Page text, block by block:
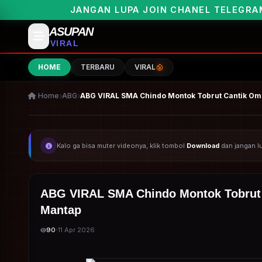
LUPA JOIN CHANEL TELEGRAMNYA UNTUK
ASUPAN
VIRAL
HOME TERBARU VIRAL
Home ABG ABG VIRAL SMA Chindo Montok Tobrut Cantik
Kalo ga bisa muter videonya, klik tombol Download dan jangan
ABG VIRAL SMA Chindo Montok
Mantap
90·11 Apr 2026